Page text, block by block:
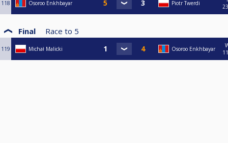
118 Osoroo Enkhbayar Piotr Twerdi
Final Race to 5
119 Michał Malicki Osoroo Enkhbayar